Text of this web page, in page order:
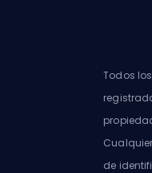
Todos
de